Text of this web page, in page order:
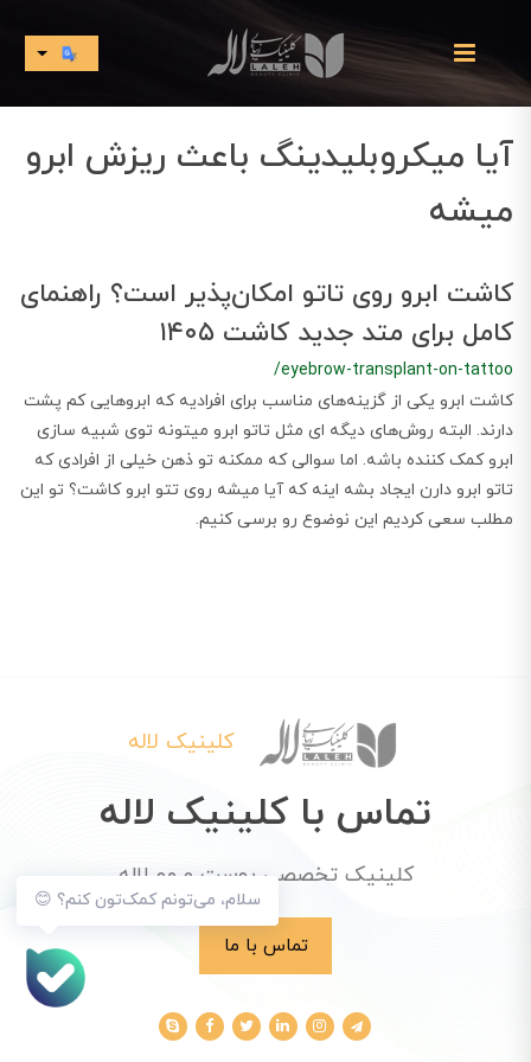
آیا میکروبلیدینگ باعث ریزش ابرو
میشه
کاشت ابرو روی تاتو امکان‌پذیر است؟ راهنمای
کامل برای متد جدید کاشت ۱۴۰۵
/eyebrow-transplant-on-tattoo
کاشت ابرو یکی از گزینه‌های مناسب برای افرادیه که ابروهایی کم پشت
دارند. البته روش‌های دیگه ای مثل تاتو ابرو میتونه توی شبیه سازی
ابرو کمک کننده باشه. اما سوالی که ممکنه تو ذهن خیلی از افرادی که
تاتو ابرو دارن ایجاد بشه اینه که آیا میشه روی تتو ابرو کاشت؟ تو این
مطلب سعی کردیم این نوضوع رو برسی کنیم.
سلام، می‌تونم کمک‌تون کنم؟ 😊
کلینیک لاله
تماس با کلینیک لاله
کلینیک تخصصی پوست و مو لاله
تماس با ما